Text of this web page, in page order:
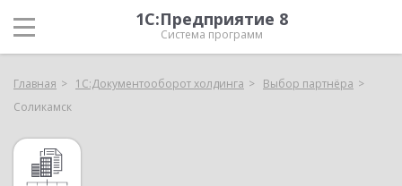
1С:Предприятие 8
Система программ
Главная 1С:Документооборот холдинга
Выбор партнёра
Соликамск